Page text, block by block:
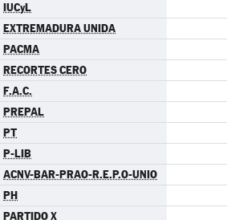
IUCyL
EXTREMADURA UNIDA
PACMA
RECORTES CERO
F.A.C.
PREPAL
PT
P-LIB
ACNV-BAR-PRAO-R.E.P.O-UNIO
PH
PARTIDO X